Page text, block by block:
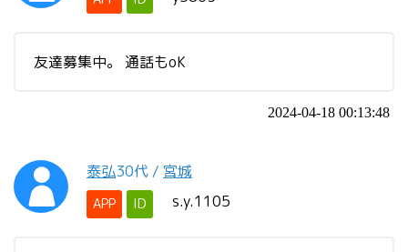
友達募集中。 通話もoK
2024-04-18 00:13:48
泰弘30代 / 宮城
APP ID s.y.1105